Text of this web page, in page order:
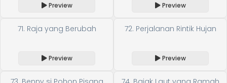
Preview Preview
71. Raja yang Berubah
Preview
72. Perjalanan Rintik Hujan
Preview